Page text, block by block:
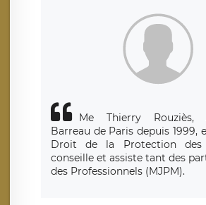
Me Thierry Rouziès,
Barreau de Paris depuis 1999,
Droit de la Protection des
conseille et assiste tant des
des Professionnels (MJPM).